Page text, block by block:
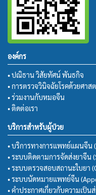
องค์กร
• ปณิธาน วิสัยทัศน์ พันธกิจ
• การตรวจวินิจฉัยโรคด้วยศา
• ร่วมงานกับหมอจีน
• ติดต่อเรา
บริการสำหรับผู้ป่วย
• บริการทางการแพทย์แผนจีน
• ระบบติดตามการจัดส่งยาจีน
• ระบบตรวจสอบสถานะใบยา
• ระบบนัดหมายแพทย์จีน
• คำประกาศเกี่ยวกับความเป็น